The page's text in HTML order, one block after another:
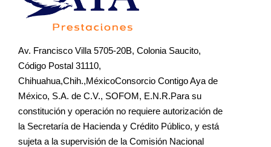
Av. Francisco Villa 5705-20B, Colonia Saucito,
Código Postal 31110,
Chihuahua,Chih.,MéxicoConsorcio Contigo Aya de
México, S.A. de C.V., SOFOM, E.N.R.Para su
constitución y operación no requiere autorización de
la Secretaría de Hacienda y Crédito Público, y está
sujeta a la supervisión de la Comisión Nacional